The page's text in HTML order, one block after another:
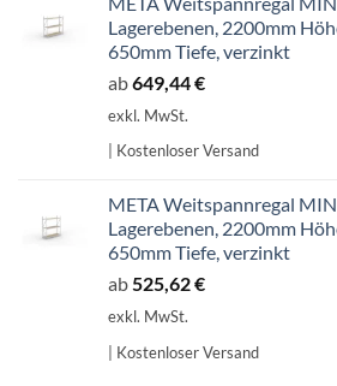
Lagerebenen, 2200mm
650mm Tiefe, verzinkt
ab649,44€
exkl. MwSt.
| Kostenloser Versand
META Weitspannregal
Lagerebenen, 2200mm
650mm Tiefe, verzinkt
ab525,62€
exkl. MwSt.
| Kostenloser Versand